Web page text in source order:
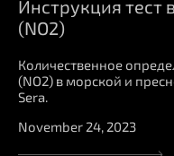
Инструкция тест
(NO2)
Количественное
(NO2) в морской и
Sera.
November 24, 2023